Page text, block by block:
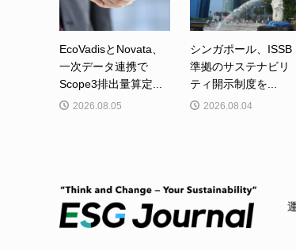
EcoVadisとNovata、
一次データ連携で
Scope3排出量算定...
2026.08.05
シンガポール、ISSB
準拠のサステナビリ
ティ開示制度を...
2026.08.04